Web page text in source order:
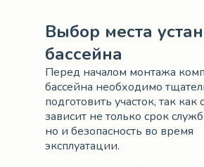
Выбор места
бассейна
Перед началом монтажа
бассейна необходимо
подготовить участок, так как
зависит не только срок
но и безопасность во время
эксплуатации.